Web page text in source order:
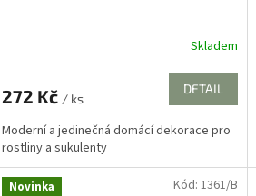
je
z
5
hvězdiček.
Skladem
272 Kč / ks
DETAIL
Moderní a jedinečná domácí dekorace pro
rostliny a sukulenty
Novinka Kód: 1361/B